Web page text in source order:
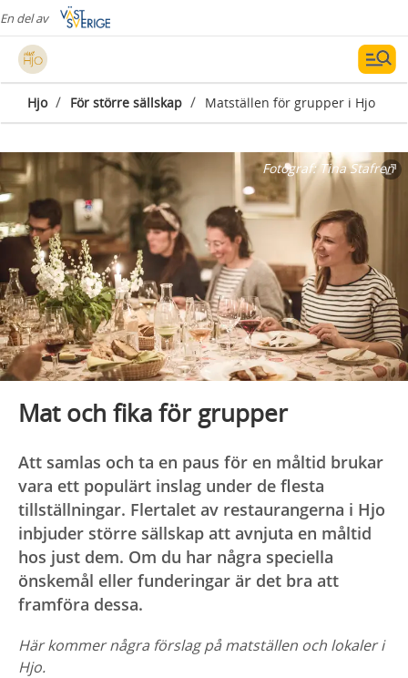
En del av
Hjo / För större sällskap / Matställen för grupper i Hjo
Fotograf:Tina Stafren
Mat och fika för grupper
Att samlas och ta en paus för en måltid brukar
vara ett populärt inslag under de flesta
tillställningar. Flertalet av restaurangerna i Hjo
inbjuder större sällskap att avnjuta en måltid
hos just dem. Om du har några speciella
önskemål eller funderingar är det bra att
framföra dessa.
Här kommer några förslag på matställen och lokaler i
Hjo.